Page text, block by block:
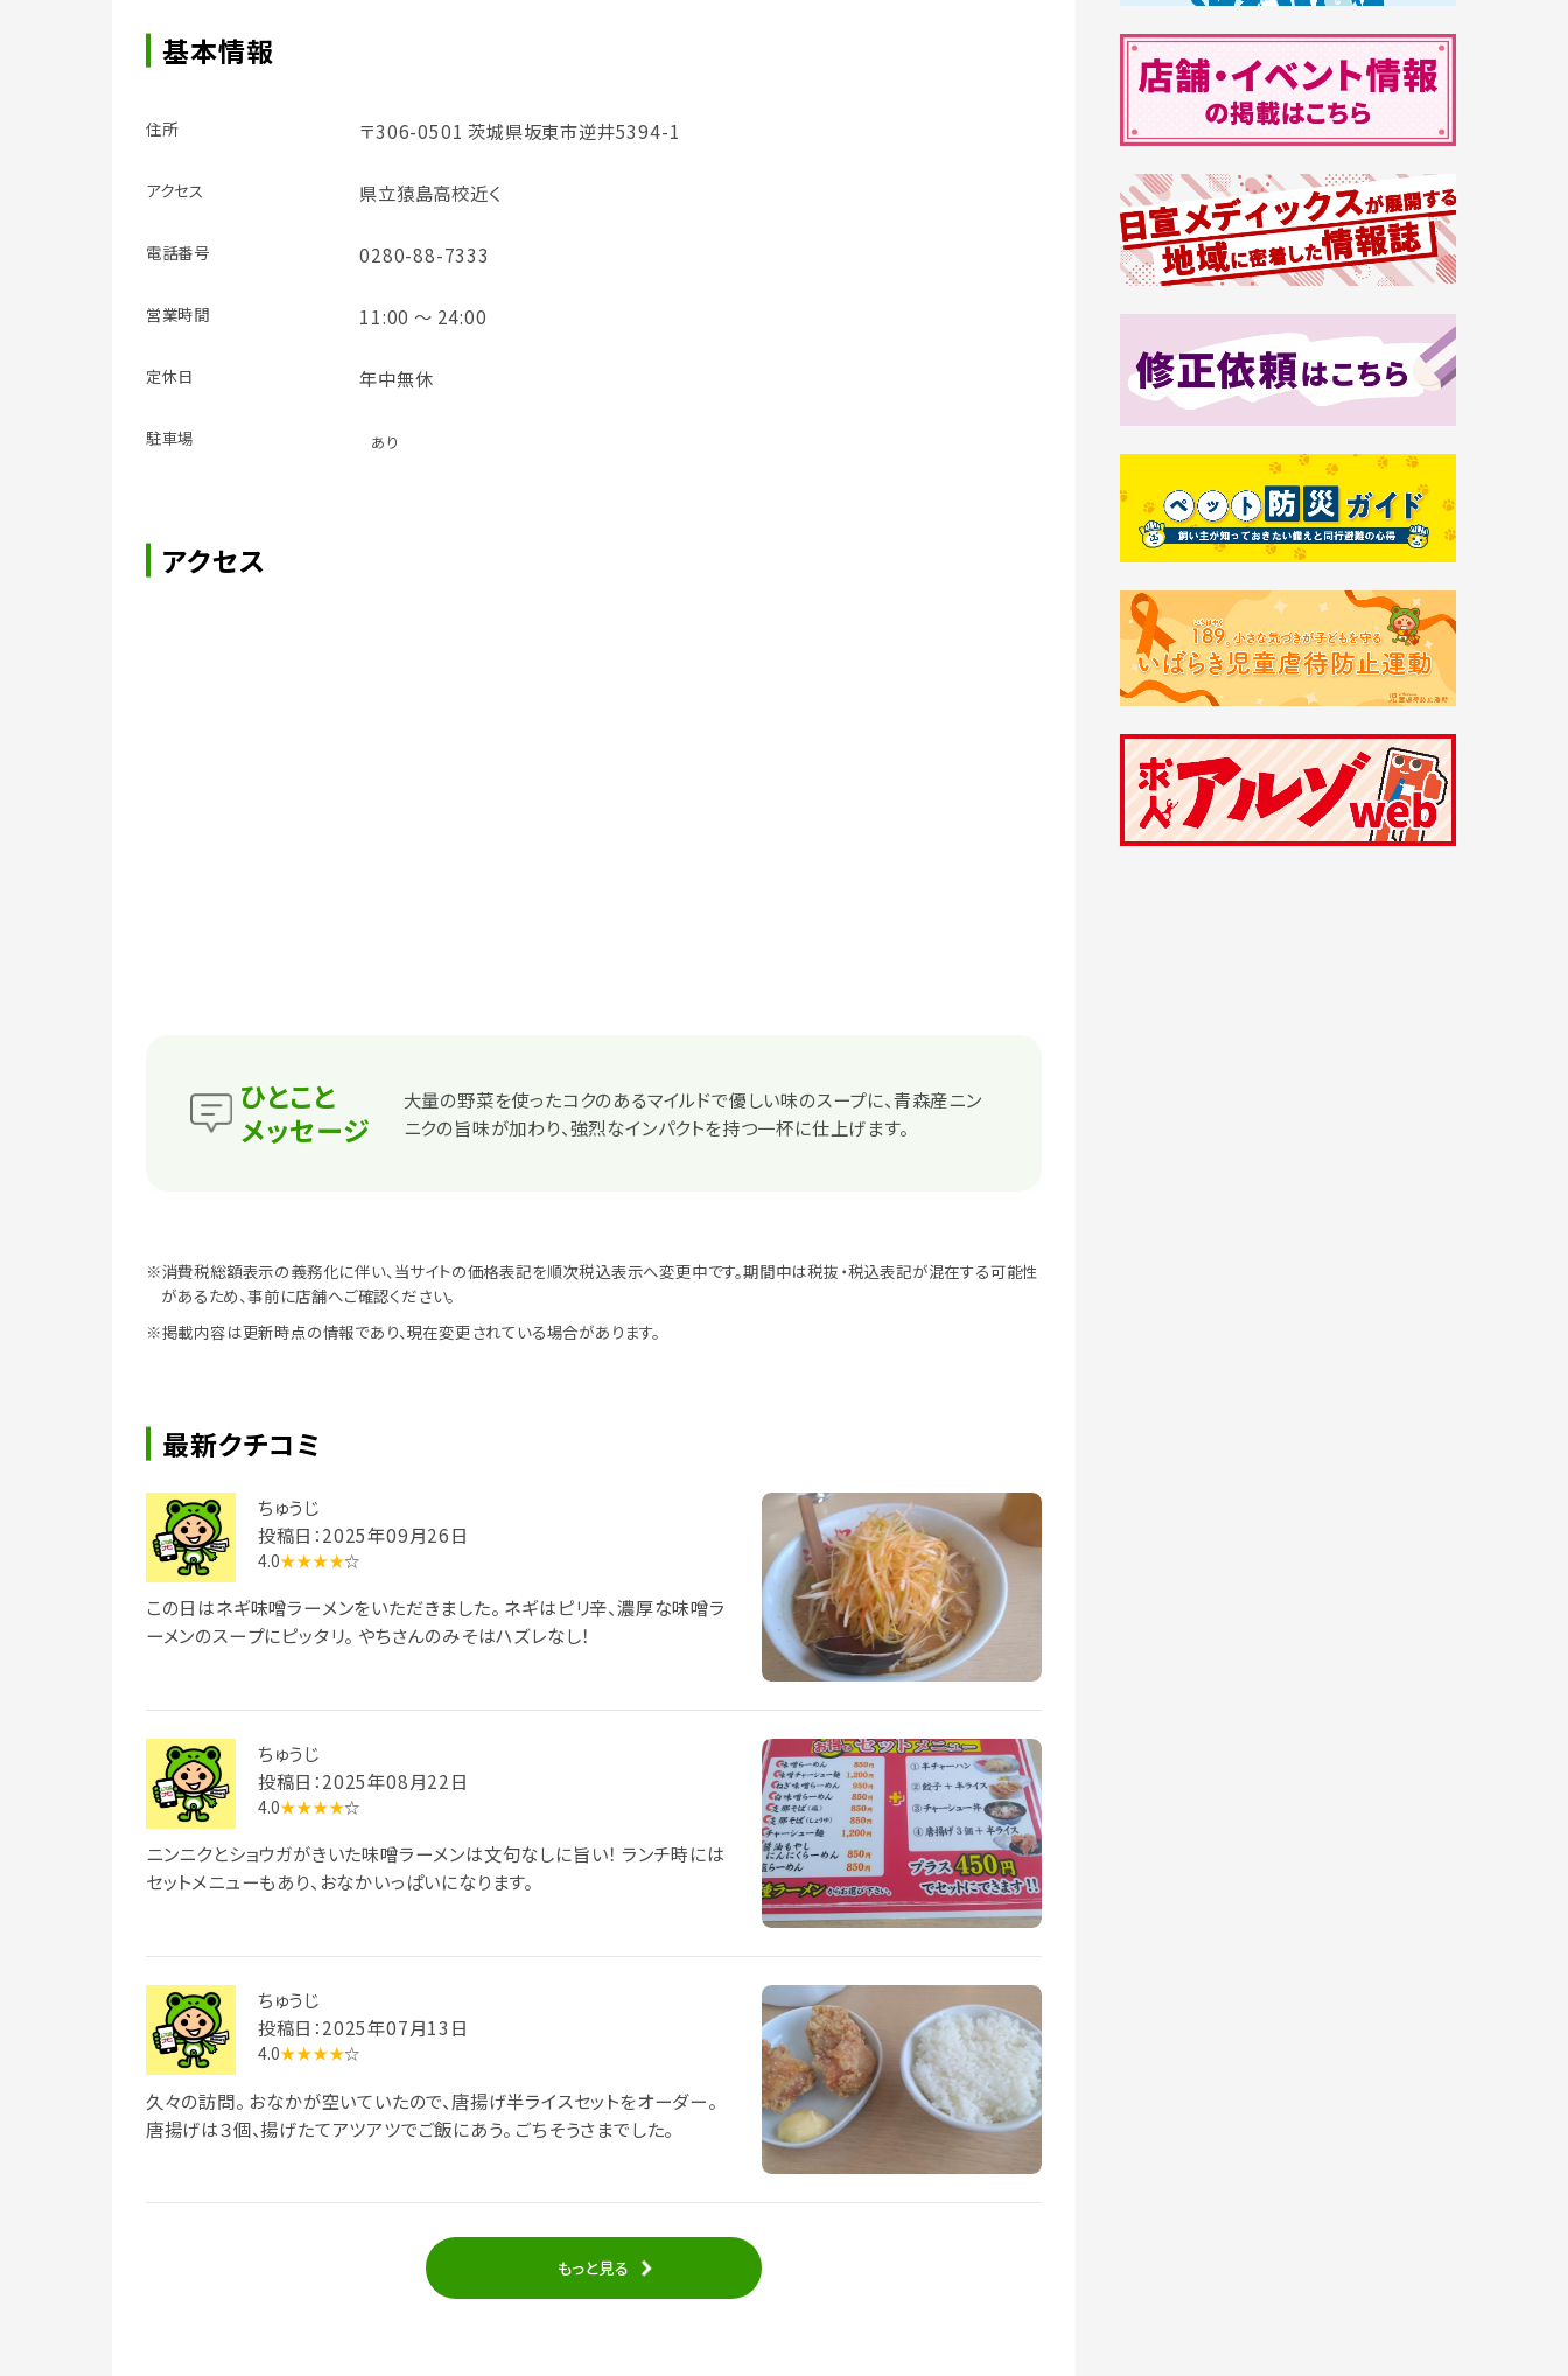
基本情報
住所 〒306-0501 茨城県坂東市逆井5394-1
アクセス 県立猿島高校近く
電話番号 0280-88-7333
営業時間 11:00 ～ 24:00
定休日 年中無休
駐車場 あり
アクセス
ひとこと
メッセージ
大量の野菜を使ったコクのあるマイルドで優しい味のスープに、青森産ニン
ニクの旨味が加わり、強烈なインパクトを持つ一杯に仕上げます。
※消費税総額表示の義務化に伴い、当サイトの価格表記を順次税込表示へ変更中です。期間中は税抜・税込表記が混在する可能性
があるため、事前に店舗へご確認ください。
※掲載内容は更新時点の情報であり、現在変更されている場合があります。
最新クチコミ
ちゅうじ
投稿日：2025年09月26日
4.0★★★★☆
この日はネギ味噌ラーメンをいただきました。 ネギはピリ辛、濃厚な味噌ラ
ーメンのスープにピッタリ。 やちさんのみそはハズレなし！
ちゅうじ
投稿日：2025年08月22日
4.0★★★★☆
ニンニクとショウガがきいた味噌ラーメンは文句なしに旨い！ ランチ時には
セットメニューもあり、おなかいっぱいになります。
ちゅうじ
投稿日：2025年07月13日
4.0★★★★☆
久々の訪問。 おなかが空いていたので、唐揚げ半ライスセットをオーダー。
唐揚げは３個、揚げたてアツアツでご飯にあう。 ごちそうさまでした。
もっと見る